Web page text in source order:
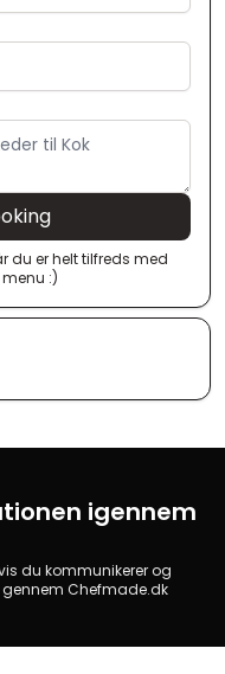
du er helt tilfreds med
:)
igennem
du kommunikerer og
Chefmade.dk